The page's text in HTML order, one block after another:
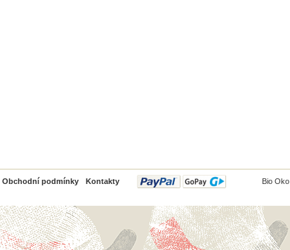
Obchodní podmínky Kontakty
PayPal Bio Oko